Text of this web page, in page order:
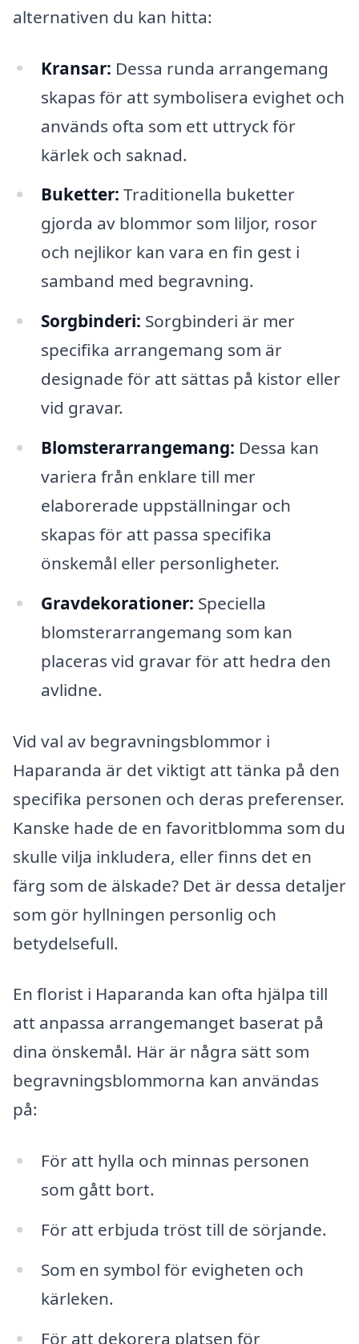
alternativen du kan hitta:
Kransar: Dessa runda arrangemang
skapas för att symbolisera evighet och
används ofta som ett uttryck för
kärlek och saknad.
Buketter: Traditionella buketter
gjorda av blommor som liljor, rosor
och nejlikor kan vara en fin gest i
samband med begravning.
Sorgbinderi: Sorgbinderi är mer
specifika arrangemang som är
designade för att sättas på kistor eller
vid gravar.
Blomsterarrangemang: Dessa kan
variera från enklare till mer
elaborerade uppställningar och
skapas för att passa specifika
önskemål eller personligheter.
Gravdekorationer: Speciella
blomsterarrangemang som kan
placeras vid gravar för att hedra den
avlidne.
Vid val av begravningsblommor i
Haparanda är det viktigt att tänka på den
specifika personen och deras preferenser.
Kanske hade de en favoritblomma som du
skulle vilja inkludera, eller finns det en
färg som de älskade? Det är dessa detaljer
som gör hyllningen personlig och
betydelsefull.
En florist i Haparanda kan ofta hjälpa till
att anpassa arrangemanget baserat på
dina önskemål. Här är några sätt som
begravningsblommorna kan användas
på:
För att hylla och minnas personen
som gått bort.
För att erbjuda tröst till de sörjande.
Som en symbol för evigheten och
kärleken.
För att dekorera platsen för